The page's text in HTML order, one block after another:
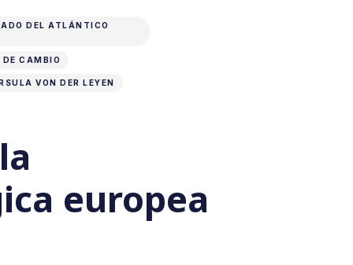
DEL ATLÁNTICO
CAMBIO
VON DER LEYEN
europea